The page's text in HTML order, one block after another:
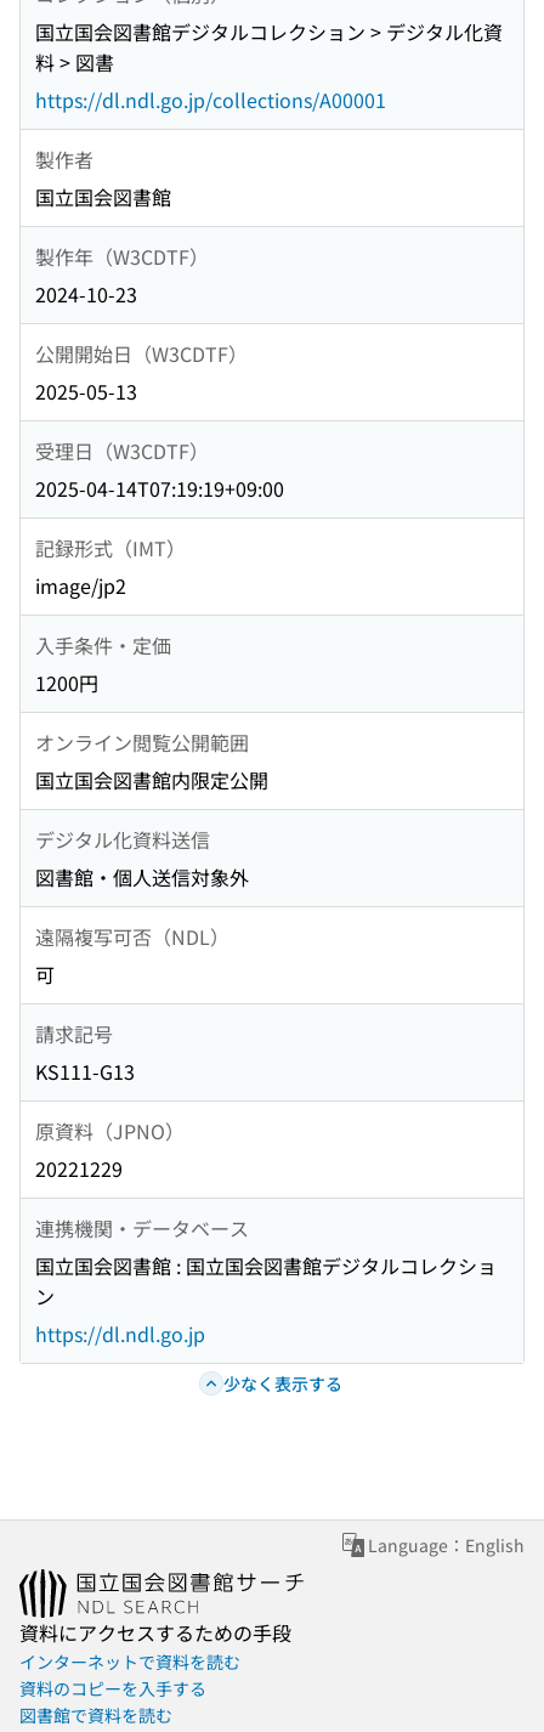
国立国会図書館デジタルコレクション > デジタル化資
料 > 図書
https://dl.ndl.go.jp/collections/A00001
製作者
国立国会図書館
製作年（W3CDTF）
2024-10-23
公開開始日（W3CDTF）
2025-05-13
受理日（W3CDTF）
2025-04-14T07:19:19+09:00
記録形式（IMT）
image/jp2
入手条件・定価
1200円
オンライン閲覧公開範囲
国立国会図書館内限定公開
デジタル化資料送信
図書館・個人送信対象外
遠隔複写可否（NDL）
可
請求記号
KS111-G13
原資料（JPNO）
20221229
連携機関・データベース
国立国会図書館 : 国立国会図書館デジタルコレクショ
ン
https://dl.ndl.go.jp
少なく表示する
Language：English
資料にアクセスするための手段
インターネットで資料を読む
資料のコピーを入手する
図書館で資料を読む